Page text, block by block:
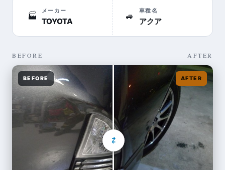
🏭
メーカー
TOYOTA
🚙
車種名
アクア
BEFORE AFTER
BEFORE AFTER
⇄